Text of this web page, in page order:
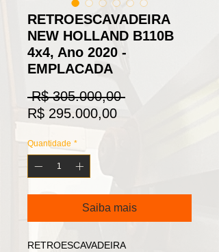
RETROESCAVADEIRA
NEW HOLLAND B110B
4x4, Ano 2020 -
EMPLACADA
R$ 305.000,00 Preço
R$ 295.000,00Preço
Quantidade *
Saiba mais
RETROESCAVADEIRA